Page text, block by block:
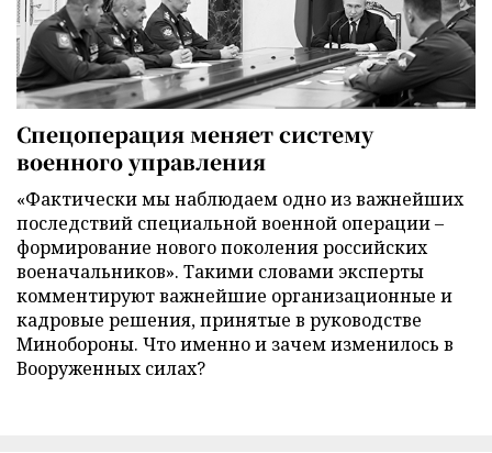
Спецоперация меняет систему
военного управления
«Фактически мы наблюдаем одно из важнейших
последствий специальной военной операции –
формирование нового поколения российских
военачальников». Такими словами эксперты
комментируют важнейшие организационные и
кадровые решения, принятые в руководстве
Минобороны. Что именно и зачем изменилось в
Вооруженных силах?